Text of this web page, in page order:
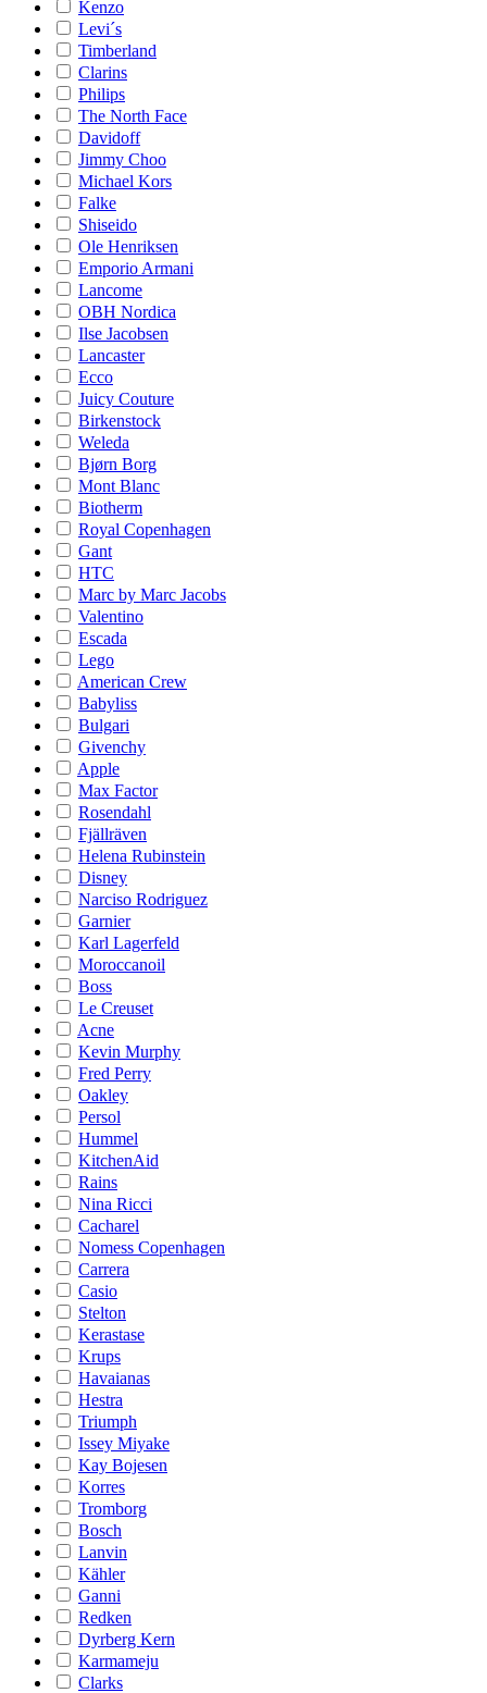
Kenzo
Levi´s
Timberland
Clarins
Philips
The North Face
Davidoff
Jimmy Choo
Michael Kors
Falke
Shiseido
Ole Henriksen
Emporio Armani
Lancome
OBH Nordica
Ilse Jacobsen
Lancaster
Ecco
Juicy Couture
Birkenstock
Weleda
Bjørn Borg
Mont Blanc
Biotherm
Royal Copenhagen
Gant
HTC
Marc by Marc Jacobs
Valentino
Escada
Lego
American Crew
Babyliss
Bulgari
Givenchy
Apple
Max Factor
Rosendahl
Fjällräven
Helena Rubinstein
Disney
Narciso Rodriguez
Garnier
Karl Lagerfeld
Moroccanoil
Boss
Le Creuset
Acne
Kevin Murphy
Fred Perry
Oakley
Persol
Hummel
KitchenAid
Rains
Nina Ricci
Cacharel
Nomess Copenhagen
Carrera
Casio
Stelton
Kerastase
Krups
Havaianas
Hestra
Triumph
Issey Miyake
Kay Bojesen
Korres
Tromborg
Bosch
Lanvin
Kähler
Ganni
Redken
Dyrberg Kern
Karmameju
Clarks